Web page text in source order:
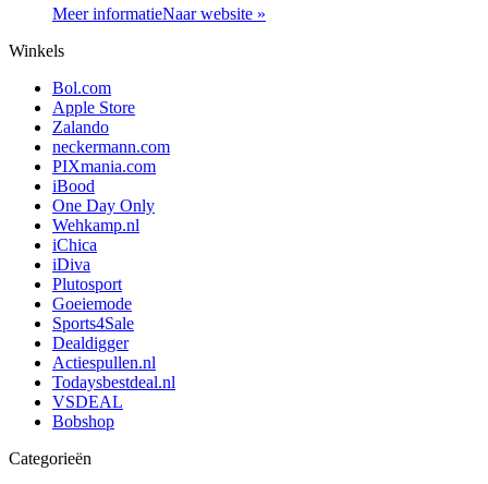
Meer informatieNaar website »
Winkels
Bol.com
Apple Store
Zalando
neckermann.com
PIXmania.com
iBood
One Day Only
Wehkamp.nl
iChica
iDiva
Plutosport
Goeiemode
Sports4Sale
Dealdigger
Actiespullen.nl
Todaysbestdeal.nl
VSDEAL
Bobshop
Categorieën